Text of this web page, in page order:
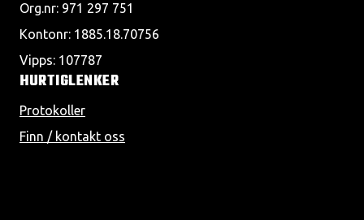
Org.nr: 971 297 751
Kontonr: 1885.18.70756
Vipps: 107787
HURTIGLENKER
Protokoller
Finn / kontakt oss